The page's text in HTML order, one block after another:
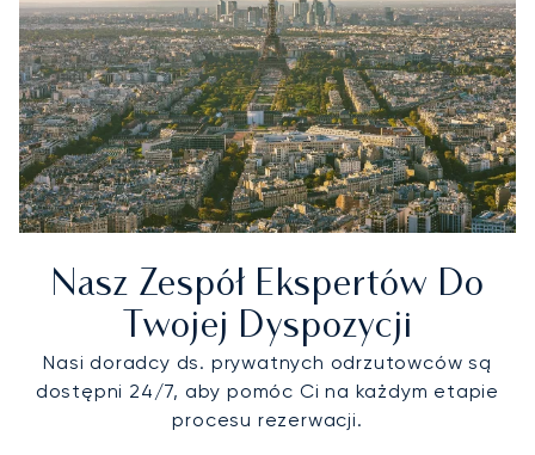
Nasz Zespół Ekspertów Do
Twojej Dyspozycji
Nasi doradcy ds. prywatnych odrzutowców są
dostępni 24/7, aby pomóc Ci na każdym etapie
procesu rezerwacji.